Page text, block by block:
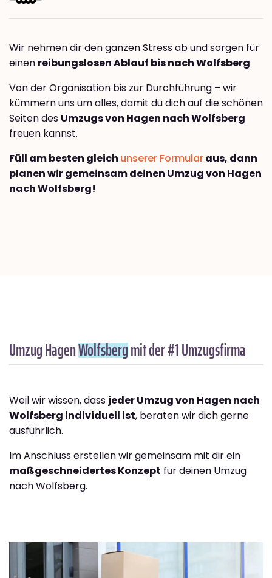
Wir nehmen dir den ganzen Stress ab und sorgen für
einen reibungslosen Ablauf bis nach Wolfsberg
Von der Organisation bis zur Durchführung – wir
kümmern uns um alles, damit du dich auf die schönen
Seiten des Umzugs von Hagen nach Wolfsberg
freuen kannst.
Füll am besten gleich unserer Formularaus, dann
planen wir gemeinsam deinen Umzug von Hagen
nach Wolfsberg!
Umzug HagenWolfsbergmit der #1 Umzugsfirma
Weil wir wissen, dass jeder Umzug von Hagen nach
Wolfsberg individuell ist, beraten wir dich gerne
ausführlich.
Im Anschluss erstellen wir gemeinsam mit dir ein
maßgeschneidertes Konzept für deinen Umzug
nach Wolfsberg.